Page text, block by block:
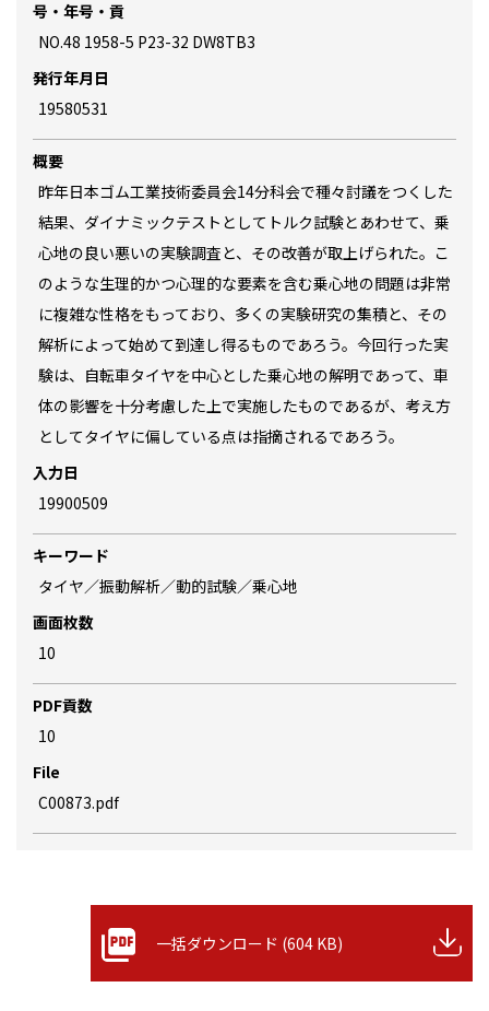
号・年号・貢
NO.48 1958-5 P23-32 DW8TB3
発行年月日
19580531
概要
昨年日本ゴム工業技術委員会14分科会で種々討議をつくした
結果、ダイナミックテストとしてトルク試験とあわせて、乗
心地の良い悪いの実験調査と、その改善が取上げられた。こ
のような生理的かつ心理的な要素を含む乗心地の問題は非常
に複雑な性格をもっており、多くの実験研究の集積と、その
解析によって始めて到達し得るものであろう。今回行った実
験は、自転車タイヤを中心とした乗心地の解明であって、車
体の影響を十分考慮した上で実施したものであるが、考え方
としてタイヤに偏している点は指摘されるであろう。
入力日
19900509
キーワード
タイヤ／振動解析／動的試験／乗心地
画面枚数
10
PDF貢数
10
File
C00873.pdf
一括ダウンロード (604 KB)